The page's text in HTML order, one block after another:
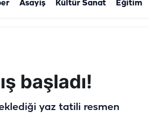
Asayiş Kültür Sanat Eğitim
başladı!
yaz tatili resmen